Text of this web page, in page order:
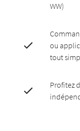
WW)
ou
tout
Profitez